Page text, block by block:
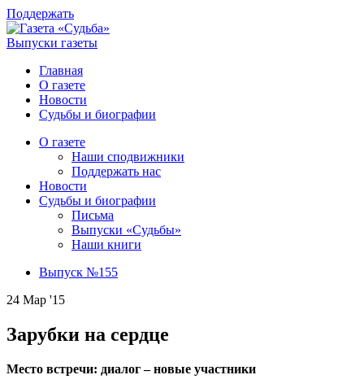
Поддержать
Выпуски газеты
Главная
О газете
Новости
Судьбы и биографии
О газете
Наши сподвижники
Поддержать нас
Новости
Судьбы и биографии
Письма
Выпуски «Судьбы»
Наши книги
Выпуск №155
24 Мар '15
Зарубки на сердце
Место встречи: диалог – новые участники